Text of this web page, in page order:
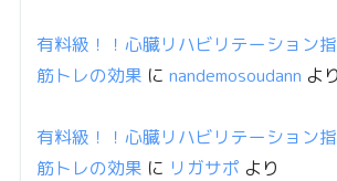
有料級！！心臓リハビリテーション
筋トレの効果 に nandemosoudann より
有料級！！心臓リハビリテーション
筋トレの効果 に リガサポ より